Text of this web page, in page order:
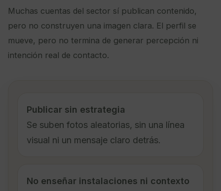
Muchas cuentas del sector sí publican contenido,
pero no construyen una imagen clara. El perfil se
mueve, pero no termina de generar percepción ni
intención real de contacto.
Publicar sin estrategia
Se suben fotos aleatorias, sin una línea
visual ni un mensaje claro detrás.
No enseñar instalaciones ni contexto